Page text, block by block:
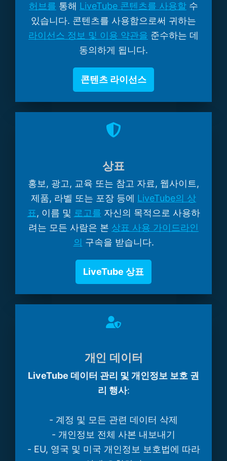
허브를 통해 LiveTube 콘텐츠를 사용할 수
있습니다. 콘텐츠를 사용함으로써 귀하는
라이선스 정보 및 이용 약관을 준수하는 데
동의하게 됩니다.
콘텐츠 라이선스
상표
홍보, 광고, 교육 또는 참고 자료, 웹사이트,
제품, 라벨 또는 포장 등에 LiveTube의 상
표, 이름 및 로고를 자신의 목적으로 사용하
려는 모든 사람은 본 상표 사용 가이드라인
의 구속을 받습니다.
LiveTube 상표
개인 데이터
LiveTube 데이터 관리 및 개인정보 보호 권
리 행사:
- 계정 및 모든 관련 데이터 삭제
- 개인정보 전체 사본 내보내기
- EU, 영국 및 미국 개인정보 보호법에 따라